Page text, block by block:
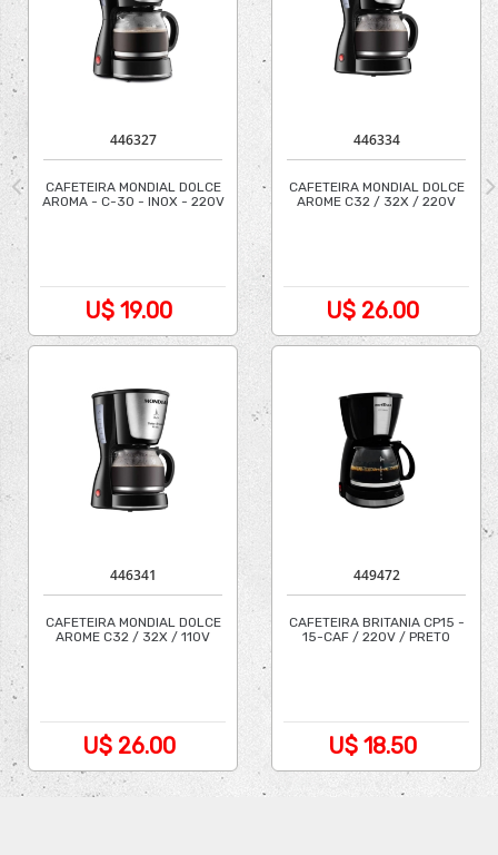
446327
CAFETEIRA MONDIAL DOLCE
AROMA - C-30 - INOX - 220V
U$ 19.00
446334
CAFETEIRA MONDIAL DOLCE
AROME C32 / 32X / 220V
U$ 26.00
446341
CAFETEIRA MONDIAL DOLCE
AROME C32 / 32X / 110V
U$ 26.00
449472
CAFETEIRA BRITANIA CP15 -
15-CAF / 220V / PRETO
U$ 18.50